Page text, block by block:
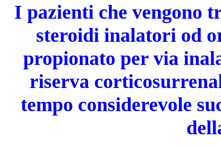
I pazienti che vengono
steroidi inalatori od
propionato per via
riserva
tempo considerevole